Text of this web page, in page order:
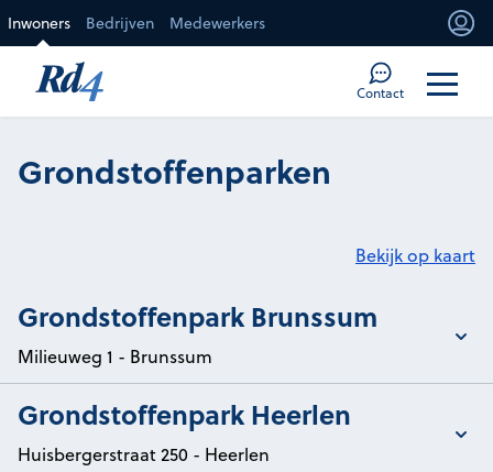
Inwoners Bedrijven Medewerkers
Contact
Grondstoffenparken
Bekijk op kaart
Toon/verberg details van
Grondstoffenpark Brunssum
Milieuweg 1 - Brunssum
Toon/verberg details van
Grondstoffenpark Heerlen
Huisbergerstraat 250 - Heerlen